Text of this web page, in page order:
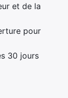
et de la
pour
30 jours